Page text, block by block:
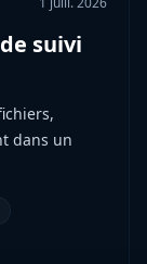
suivi
dans un